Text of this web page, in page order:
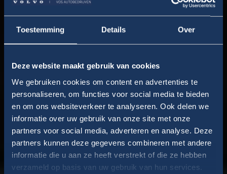
Toestemming Details Over
Deze website maakt gebruik van cookies
We gebruiken cookies om content en advertenties te
personaliseren, om functies voor social media te bieden
en om ons websiteverkeer te analyseren. Ook delen we
informatie over uw gebruik van onze site met onze
partners voor social media, adverteren en analyse. Deze
partners kunnen deze gegevens combineren met andere
informatie die u aan ze heeft verstrekt of die ze hebben
verzameld op basis van uw gebruik van hun services.
Volvo V60